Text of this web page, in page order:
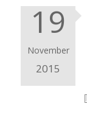
19
November
2015